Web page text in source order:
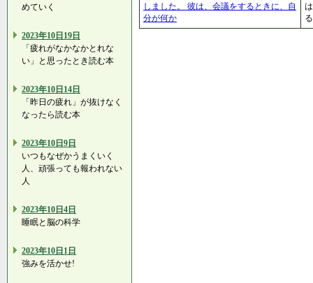
めていく
2023年10日19日
「疲れがなかなかとれな
い」と思ったとき読む本
2023年10日14日
「昨日の疲れ」が抜けなく
なったら読む本
2023年10日9日
いつもなぜかうまくいく
人、頑張っても報われない
人
2023年10日4日
睡眠と脳の科学
2023年10日1日
強みを活かせ!
しました。 彼は、会議をするときに、自
分が何か